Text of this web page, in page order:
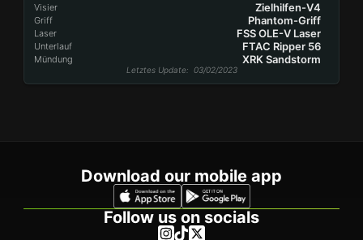
Visier Zielhilfen-V4
Griff Phantom-Griff
Laser FSS OLE-V Laser
Unterlauf FTAC Ripper 56
Mündung XRK Sandstorm
Letztes Update: 03/02/2023
Download our mobile app
Follow us on socials